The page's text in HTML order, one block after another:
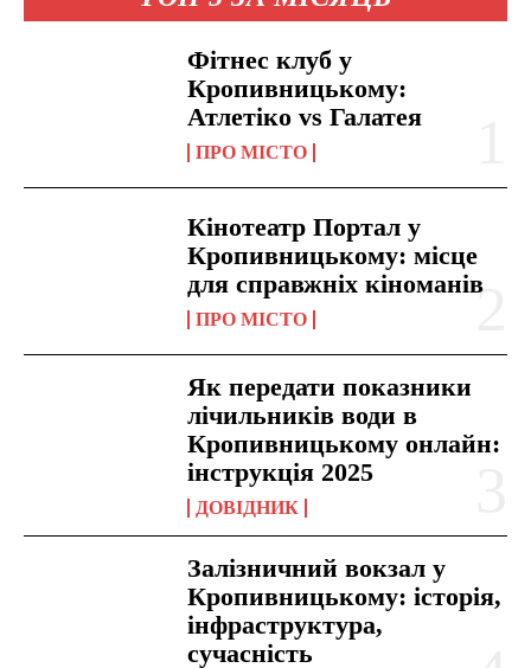
Фітнес клуб у
Кропивницькому:
Атлетіко vs Галатея
ПРО МІСТО
Кінотеатр Портал у
Кропивницькому: місце
для справжніх кіноманів
ПРО МІСТО
Як передати показники
лічильників води в
Кропивницькому онлайн:
інструкція 2025
ДОВІДНИК
Залізничний вокзал у
Кропивницькому: історія,
інфраструктура,
сучасність